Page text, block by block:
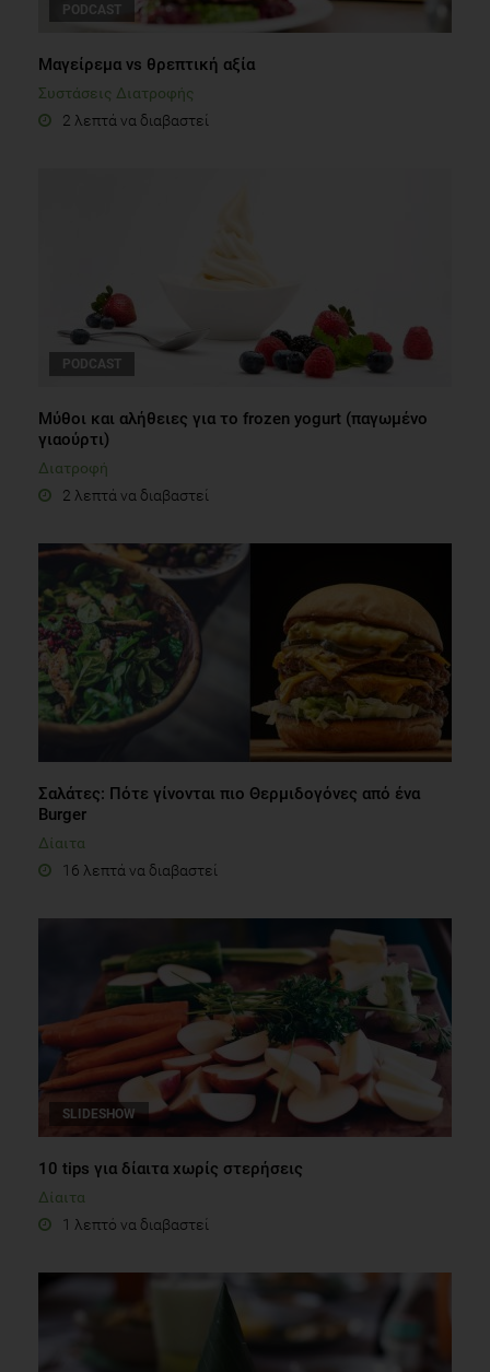
PODCAST
Μαγείρεμα vs θρεπτική αξία
Συστάσεις Διατροφής
2 λεπτά να διαβαστεί
PODCAST
Μύθοι και αλήθειες για το frozen yogurt (παγωμένο
γιαούρτι)
Διατροφή
2 λεπτά να διαβαστεί
Σαλάτες: Πότε γίνονται πιο Θερμιδογόνες από ένα
Burger
Δίαιτα
16 λεπτά να διαβαστεί
SLIDESHOW
10 tips για δίαιτα χωρίς στερήσεις
Δίαιτα
1 λεπτό να διαβαστεί